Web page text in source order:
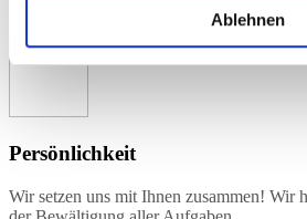
Ablehnen
Persönlichkeit
Wir setzen uns mit Ihnen zusammen! Wir